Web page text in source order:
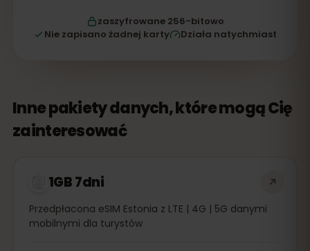
zaszyfrowane 256-bitowo
Nie zapisano żadnej karty
Działa natychmiast
Inne pakiety danych, które mogą Cię
zainteresować
1GB 7dni
Przedpłacona eSIM Estonia z LTE | 4G | 5G danymi
mobilnymi dla turystów